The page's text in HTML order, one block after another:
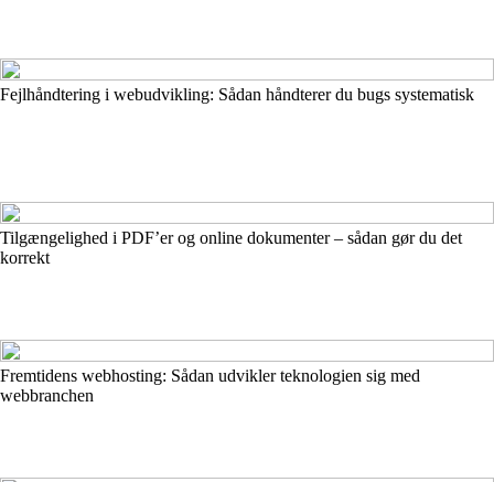
Fejlhåndtering i webudvikling: Sådan håndterer du bugs systematisk
Tilgængelighed i PDF’er og online dokumenter – sådan gør du det
korrekt
Fremtidens webhosting: Sådan udvikler teknologien sig med
webbranchen